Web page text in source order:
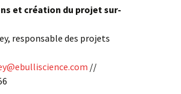
et création du projet sur-
responsable des projets
//